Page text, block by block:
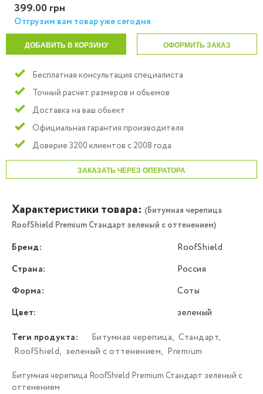
399.00 грн
Отгрузим вам товар уже сегодня
ДОБАВИТЬ В КОРЗИНУ ОФОРМИТЬ ЗАКАЗ
Бесплатная консультация специалиста
Точный расчет размеров и обьемов
Доставка на ваш обьект
Официальная гарантия производителя
Доверие 3200 клиентов с 2008 года
ЗАКАЗАТЬ ЧЕРЕЗ ОПЕРАТОРА
Характеристики товара: (Битумная черепица
RoofShield Premium Стандарт зеленый с оттенением)
Бренд:
RoofShield
Страна:
Россия
Форма:
Соты
Цвет:
зеленый
Теги продукта:
Битумная черепица, Стандарт,
RoofShield, зеленый с оттенением, Premium
Битумная черепица RoofShield Premium Стандарт зеленый с
оттенением